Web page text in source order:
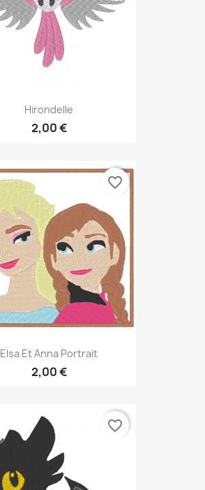
Hirondelle
2,00 €
Elsa Et Anna Portrait
2,00 €
favorite_border
favorite_border